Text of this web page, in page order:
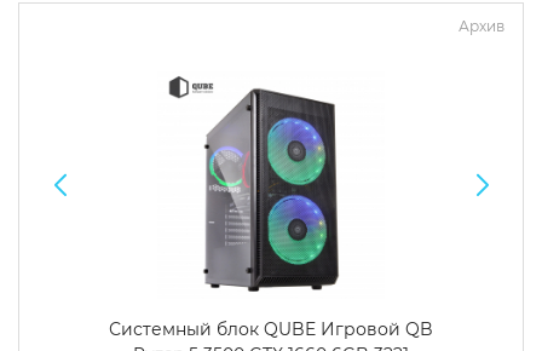
Архив
Системный блок QUBE Игровой QB